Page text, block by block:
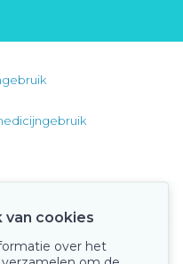
van cookies
over het